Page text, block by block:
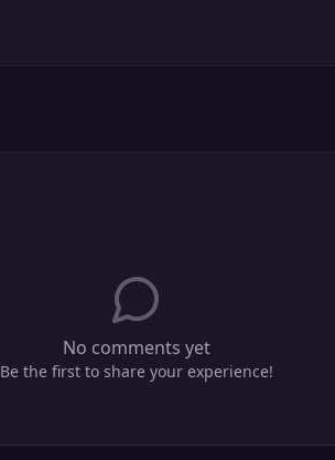
No comments yet
Be the first to share your experience!